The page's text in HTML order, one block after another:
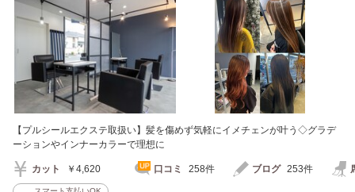
【プルシールエクステ取扱い】髪を傷めず気軽にイメチェンが叶う◇グラデ
ーションやインナーカラーで理想に
カット ￥4,620 口コミ 258件 ブログ 253件